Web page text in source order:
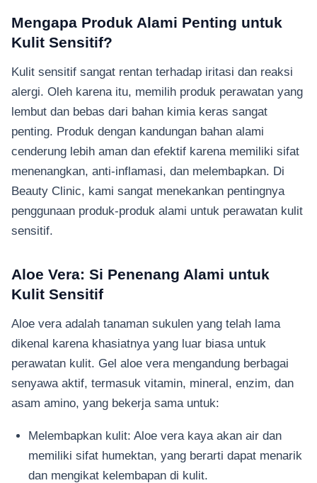
Mengapa Produk Alami Penting untuk
Kulit Sensitif?
Kulit sensitif sangat rentan terhadap iritasi dan reaksi
alergi. Oleh karena itu, memilih produk perawatan yang
lembut dan bebas dari bahan kimia keras sangat
penting. Produk dengan kandungan bahan alami
cenderung lebih aman dan efektif karena memiliki sifat
menenangkan, anti-inflamasi, dan melembapkan. Di
Beauty Clinic, kami sangat menekankan pentingnya
penggunaan produk-produk alami untuk perawatan kulit
sensitif.
Aloe Vera: Si Penenang Alami untuk
Kulit Sensitif
Aloe vera adalah tanaman sukulen yang telah lama
dikenal karena khasiatnya yang luar biasa untuk
perawatan kulit. Gel aloe vera mengandung berbagai
senyawa aktif, termasuk vitamin, mineral, enzim, dan
asam amino, yang bekerja sama untuk:
Melembapkan kulit: Aloe vera kaya akan air dan
memiliki sifat humektan, yang berarti dapat menarik
dan mengikat kelembapan di kulit.